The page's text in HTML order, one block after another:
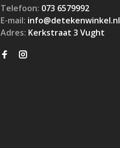
Telefoon: 073 6579992
E-mail: info@detekenwinkel.nl
Adres: Kerkstraat 3 Vught